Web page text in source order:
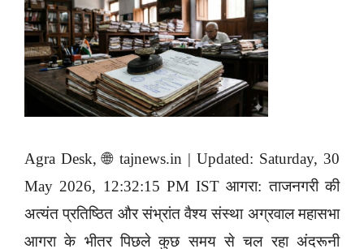
Agra Desk, 🌐 tajnews.in | Updated: Saturday, 30
May 2026, 12:32:15 PM IST आगरा: ताजनगरी की
अत्यंत प्रतिष्ठित और संभ्रांत वैश्य संस्था अग्रवाल महासभा
आगरा के भीतर पिछले कुछ समय से चल रहा अंदरूनी